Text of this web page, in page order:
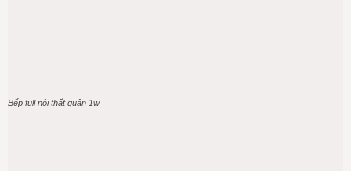
Bếp full nội thất quận 1w